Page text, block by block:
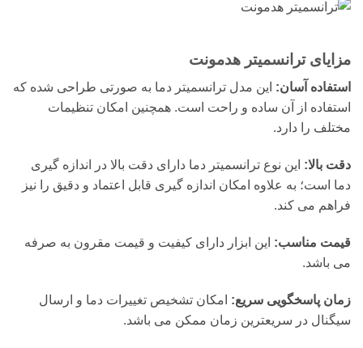
مزایای ترانسمیتر هدمونت
استفاده آسان: این مدل ترانسمیتر دما به صورتی طراحی شده که
استفاده از آن ساده و راحت است. همچنین امکان تنظیمات
مختلف را دارد.
دقت بالا: این نوع ترانسمیتر دما دارای دقت بالا در اندازه گیری
دما است؛ به علاوه امکان اندازه گیری قابل اعتماد و دقیق را نیز
فراهم می کند.
قیمت مناسب: این ابزار دارای کیفیت و قیمت مقرون به صرفه
می باشد.
زمان پاسخگویی سریع: امکان تشخیص تغییرات دما و ارسال
سیگنال در سریعترین زمان ممکن می باشد.